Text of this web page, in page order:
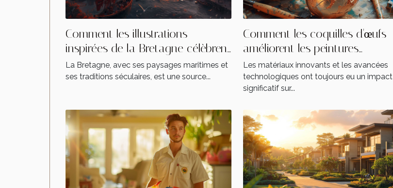
Comment les illustrations
inspirées de la Bretagne célèbrent
la culture régionale
La Bretagne, avec ses paysages maritimes et
ses traditions séculaires, est une source...
Comment les coquilles d'œufs
améliorent les peintures
réfléchissantes
Les matériaux innovants et les avancées
technologiques ont toujours eu un impact
significatif sur...